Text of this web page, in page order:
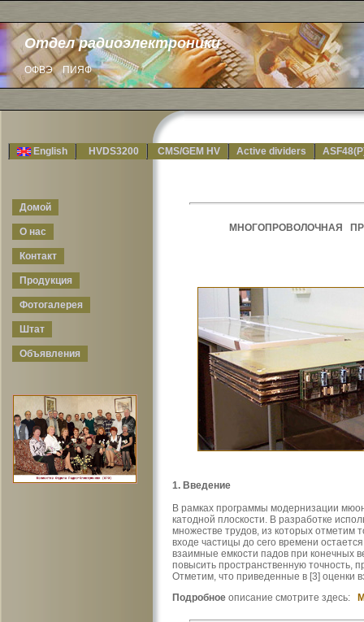
Отдел радиоэлектроники
ОФВЭ ПИЯФ
English HVDS3200 CMS/GEM HV Active dividers
Домой
О нас
Контакт
Продукция
Фотогалерея
Штат
Объявления
МНОГОПРОВОЛОЧНАЯ
1. Введение
В рамках программы модернизации
катодной плоскости. В разработке
множестве трудов, из которых отметим
входе частицы до сего времени
взаимные емкости падов при конечных
повысить пространственную точность,
Отметим, что приведенные в [3] оценки
Подробное описание смотрите здесь: